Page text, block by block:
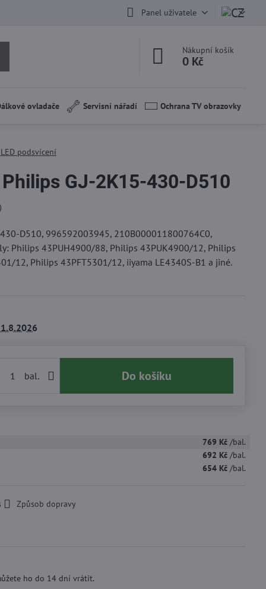
Panel uživatele
Nákupní košík
0 Kč
ovladače Servisní nářadí Ochrana TV obrazovky
podsvícení
GJ-2K15-430-D510
D510, 996592003945, 210B000011800764C0,
Philips 43PUH4900/88, Philips 43PUK4900/12, Philips
12, Philips 43PFT5301/12, iiyama LE4340S-B1 a jiné.
bal. Do košíku
769 Kč /bal.
692 Kč /bal.
654 Kč /bal.
Způsob dopravy
ho do 14 dní vrátit.